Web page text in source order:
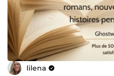
lilena